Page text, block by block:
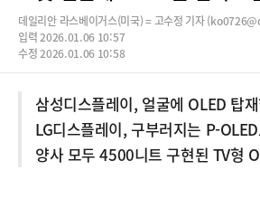
데일리안 라스베이거스(미국) = 고수정 기자
입력 2026.01.06 10:57
수정 2026.01.06 10:58
삼성디스플레이, 얼굴에 OLED 탑
LG디스플레이, 구부러지는 P-
양사 모두 4500니트 구현된 TV형